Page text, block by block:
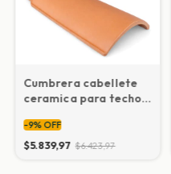
Cumbrera cabellete
ceramica para techos
Portuguesa Modelo
PINAO/AMAZONIA
-9% OFF
$5.839,97 $6.423,97